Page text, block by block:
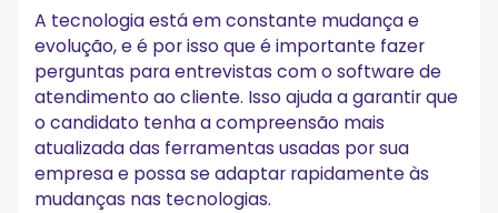
A tecnologia está em constante mudança e
evolução, e é por isso que é importante fazer
perguntas para entrevistas com o software de
atendimento ao cliente. Isso ajuda a garantir que
o candidato tenha a compreensão mais
atualizada das ferramentas usadas por sua
empresa e possa se adaptar rapidamente às
mudanças nas tecnologias.